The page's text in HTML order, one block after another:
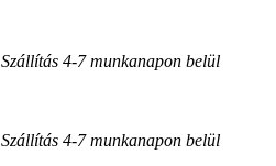
Szállítás 4-7 munkanapon belül
Szállítás 4-7 munkanapon belül